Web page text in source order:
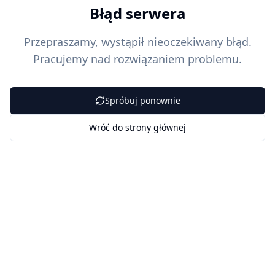
Błąd serwera
Przepraszamy, wystąpił nieoczekiwany błąd.
Pracujemy nad rozwiązaniem problemu.
Spróbuj ponownie
Wróć do strony głównej